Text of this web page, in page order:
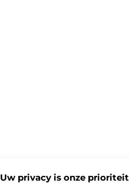
Uw privacy is onze prioriteit